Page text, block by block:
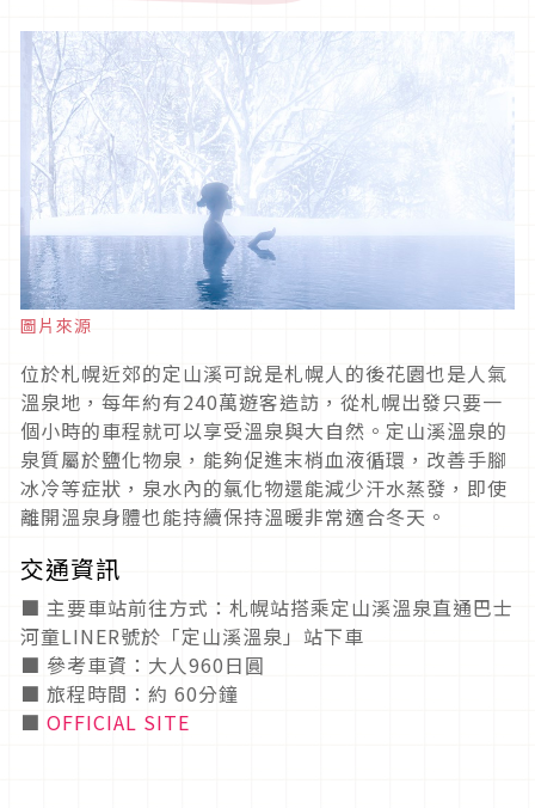
圖片來源
位於札幌近郊的定山溪可說是札幌人的後花園也是人氣
溫泉地，每年約有240萬遊客造訪，從札幌出發只要一
個小時的車程就可以享受溫泉與大自然。定山溪溫泉的
泉質屬於鹽化物泉，能夠促進末梢血液循環，改善手腳
冰冷等症狀，泉水內的氯化物還能減少汗水蒸發，即使
離開溫泉身體也能持續保持溫暖非常適合冬天。
交通資訊
■ 主要車站前往方式：札幌站搭乘定山溪溫泉直通巴士
河童LINER號於「定山溪溫泉」站下車
■ 參考車資：大人960日圓
■ 旅程時間：約 60分鐘
■ OFFICIAL SITE